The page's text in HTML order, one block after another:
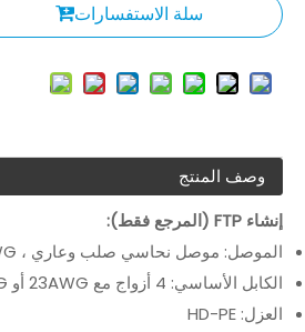
سلة الاستفسارات
وصف المنتج
إنشاء FTP (المرجع فقط):
الموصل: موصل نحاسي صلب وعاري ، 23AWG أو 24AWG
الكابل الأساسي: 4 أزواج مع 23AWG أو 24AWG
العزل: HD-PE